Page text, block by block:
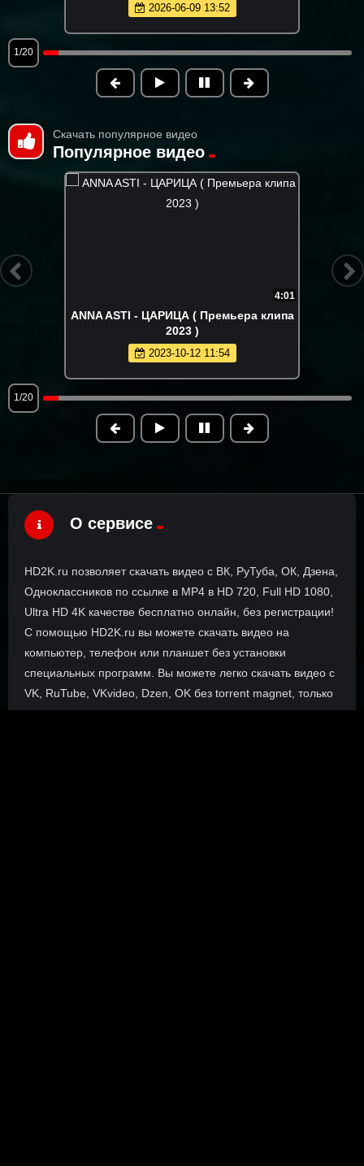
2026-06-09 13:52
1/20
Скачать популярное видео
Популярное видео
4:01
ANNA ASTI - ЦАРИЦА ( Премьера клипа
2023 )
2023-10-12 11:54
1/20
О сервисе
HD2K.ru позволяет скачать видео с ВК, РуТуба, ОК, Дзена,
Одноклассников по ссылке в MP4 в HD 720, Full HD 1080,
Ultra HD 4K качестве бесплатно онлайн, без регистрации!
С помощью HD2K.ru вы можете скачать видео на
компьютер, телефон или планшет без установки
специальных программ. Вы можете легко скачать видео с
VK, RuTube, VKvideo, Dzen, OK без torrent magnet, только
прямые ссылки.